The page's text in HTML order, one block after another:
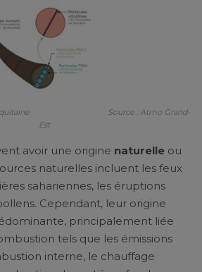
Aquitaine Source : Atmo Grand-
Est
avoir une origine naturelle ou
naturelles incluent les feux
sahariennes, les éruptions
Cependant, leur origine
principalement liée
tels que les émissions
interne, le chauffage